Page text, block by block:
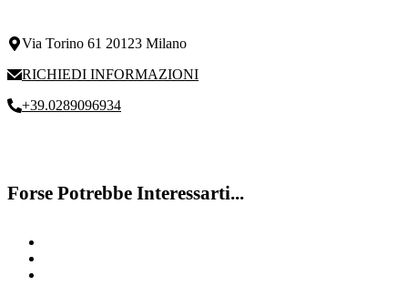
Via Torino 61 20123 Milano
RICHIEDI INFORMAZIONI
+39.0289096934
Forse Potrebbe Interessarti...